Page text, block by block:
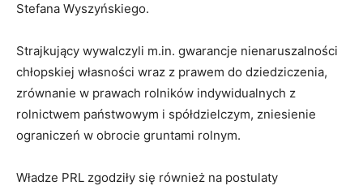
Stefana Wyszyńskiego.
Strajkujący wywalczyli m.in. gwarancje nienaruszalności
chłopskiej własności wraz z prawem do dziedziczenia,
zrównanie w prawach rolników indywidualnych z
rolnictwem państwowym i spółdzielczym, zniesienie
ograniczeń w obrocie gruntami rolnym.
Władze PRL zgodziły się również na postulaty